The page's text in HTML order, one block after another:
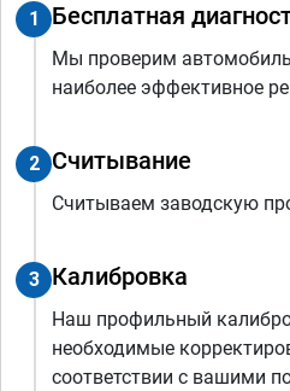
1 Бесплатная
Мы проверим
наиболее эффективное
2 Считывание
Считываем заводскую
3 Калибровка
Наш профильный
необходимые
соответствии с вашими